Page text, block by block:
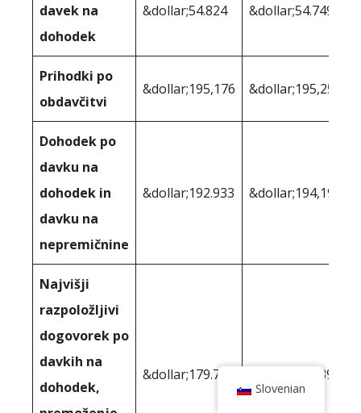
davek na
dohodek
&dollar;54.824 &dollar;54.749
Prihodki po
obdavčitvi
&dollar;195,176 &dollar;195,251
Dohodek po
davku na
dohodek in
davku na
nepremičnine
&dollar;192.933 &dollar;194,195
Najvišji
razpoložljivi
dogovorek po
davkih na
dohodek,
&dollar;179.723 &dollar;177.395
Slovenian